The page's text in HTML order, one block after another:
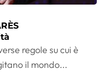
regole su cui è
il mondo...